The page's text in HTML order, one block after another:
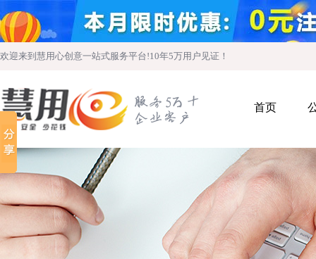
欢迎来到慧用心创意一站式服务平台!10年5万用户见证！
首页